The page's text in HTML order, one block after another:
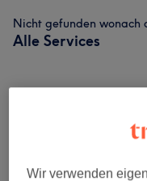
Nicht gefunden wonach
Alle Services
)
Wir verwenden